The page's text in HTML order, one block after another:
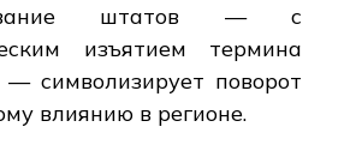
штатов — с
изъятием термина
символизирует поворот
влиянию в регионе.